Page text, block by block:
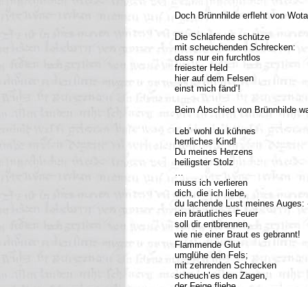
Doch Brünnhilde erfleht von
Die Schlafende schütze
mit scheuchenden Schrecken:
dass nur ein furchtlos
freiester Held
hier auf dem Felsen
einst mich fänd’!
Beim Abschied von Brünnhilde
Leb’ wohl du kühnes
herrliches Kind!
Du meines Herzens
heiligster Stolz
…
muss ich verlieren
dich, die ich liebe,
du lachende Lust meines Auges:
ein bräutliches Feuer
soll dir entbrennen,
wie nie einer Braut es gebrannt!
Flammende Glut
umglühe den Fels;
mit zehrenden Schrecken
scheuch’es den Zagen,